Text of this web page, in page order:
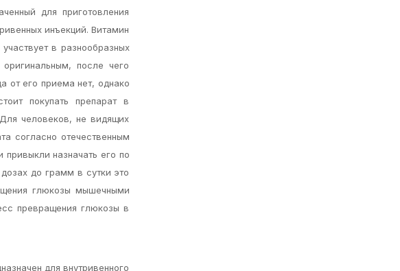
для приготовления
инъекций. Витамин
в разнообразных
после чего
от его приема нет, однако
покупать препарат в
человеков, не видящих
согласно отечественным
назначать его по
до грамм в сутки это
глюкозы мышечными
превращения глюкозы в
для внутривенного